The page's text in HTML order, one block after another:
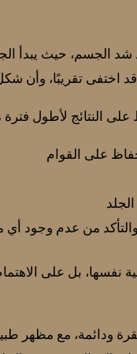
الجسم، حيث يبدأ
تقريبًا، وأن شكل
النتائج لأطول
على القوام
والتأكد من عدم وجود
بل على
ودائمة، مع مظهر